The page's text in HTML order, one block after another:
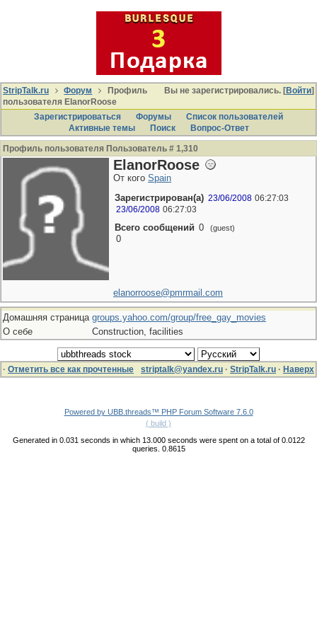
Вы не зарегистрировались. [Войти]
StripTalk.ru Форум
Профиль
пользователя ElanorRoose
Зарегистрироваться
Форумы
Список пользователей
Активные темы
Поиcк Вопрос-Ответ
Профиль пользователя Пользователь # 1,310
ElanorRoose
От кого Spain
Зарегистрирован(а) 23/06/2008 06:27:03
23/06/2008 06:27:03
Всего сообщений 0 (guest)
0
elanorroose@pmrmail.com
Домашняя страница groups.yahoo.com/group/free_gay_movies
О себе
Construction, facilities
· Отметить все как прочтенные striptalk@yandex.ru · StripTalk.ru · Наверх
Powered by UBB.threads™ PHP Forum Software 7.6.0
( build )
Generated in 0.031 seconds in which 13.000 seconds were spent on a total of 0.0122
queries. 0.8615